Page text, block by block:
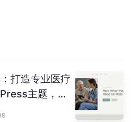
打造专业医疗
主题，让